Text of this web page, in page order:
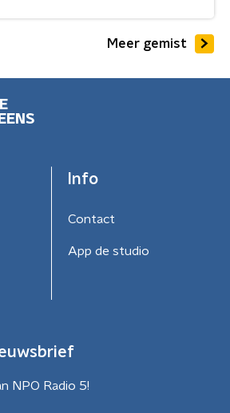
Meer gemist
Info
Contact
App de studio
NPO Radio 5!